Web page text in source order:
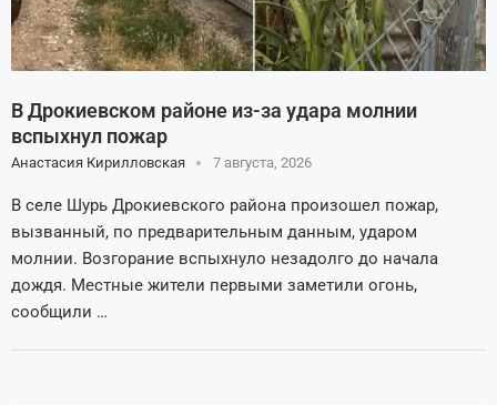
В Дрокиевском районе из-за удара молнии
вспыхнул пожар
Анастасия Кирилловская 7 августа, 2026
В селе Шурь Дрокиевского района произошел пожар,
вызванный, по предварительным данным, ударом
молнии. Возгорание вспыхнуло незадолго до начала
дождя. Местные жители первыми заметили огонь,
сообщили …